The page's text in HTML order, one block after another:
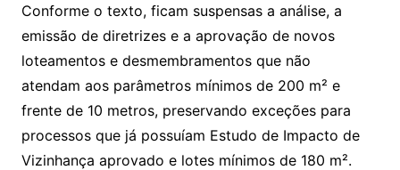
Conforme o texto, ficam suspensas a análise, a
emissão de diretrizes e a aprovação de novos
loteamentos e desmembramentos que não
atendam aos parâmetros mínimos de 200 m² e
frente de 10 metros, preservando exceções para
processos que já possuíam Estudo de Impacto de
Vizinhança aprovado e lotes mínimos de 180 m².